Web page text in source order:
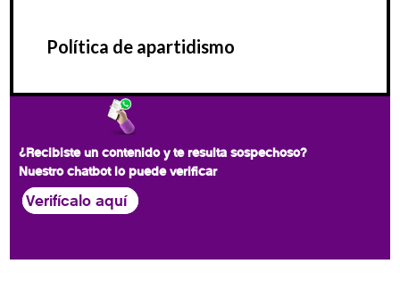
Política de apartidismo
¿Recibiste un contenido y te resulta sospechoso?
Nuestro chatbot lo puede verificar
Verifícalo aquí